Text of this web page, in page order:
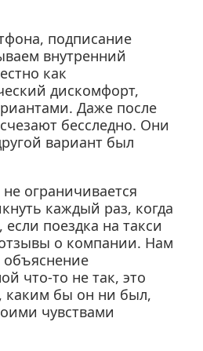
подписание
внутренний
как
дискомфорт,
Даже после
бесследно. Они
вариант был
ограничивается
каждый раз, когда
поездка на такси
о компании. Нам
что-то не так, это
каким бы он ни был,
чувствами